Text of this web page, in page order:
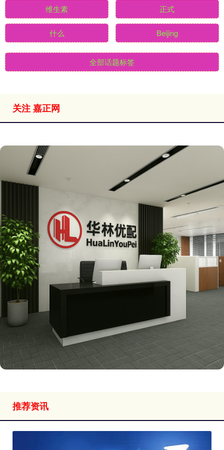
维生素 正式
什么 Beijing
全部话题标签
关注 嘉正网
推荐资讯